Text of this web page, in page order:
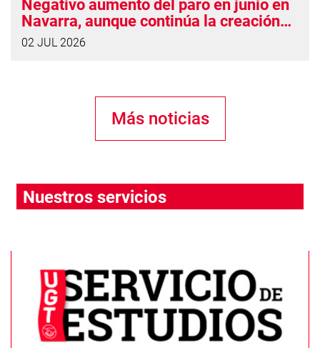
Negativo aumento del paro en junio en
Navarra, aunque continúa la creación
de empleo
02 JUL 2026
Más noticias
Nuestros servicios